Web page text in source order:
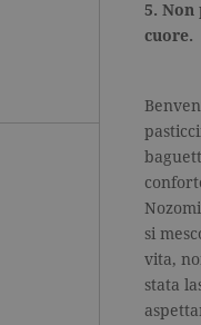
5.
cuore.
si
vita,
stata